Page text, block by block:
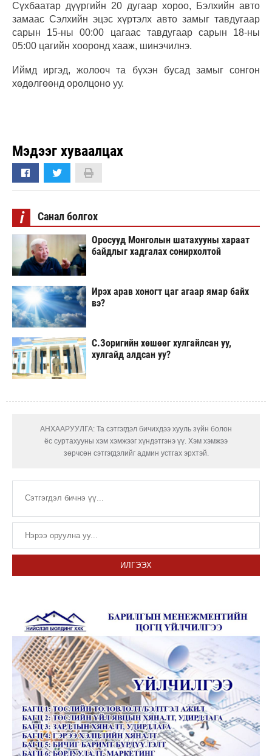
Сүхбаатар дүүргийн 20 дугаар хороо, Бэлхийн авто
замаас Сэлхийн эцэс хүртэлх авто замыг тавдугаар
сарын 15-ны 00:00 цагаас тавдугаар сарын 18-ны
05:00 цагийн хооронд хааж, шинэчилнэ.
Иймд иргэд, жолооч та бүхэн бусад замыг сонгон
хөдөлгөөнд оролцоно уу.
Мэдээг хуваалцах
i Санал болгох
Оросууд Монголын шатахууны хараат
байдлыг хадгалах сонирхолтой
Ирэх арав хоногт цаг агаар ямар байх
вэ?
С.Зоригийн хөшөөг хулгайлсан уу,
хулгайд алдсан уу?
АНХААРУУЛГА: Та сэтгэгдэл бичихдээ хууль зүйн болон
ёс суртахууны хэм хэмжээг хүндэтгэнэ үү. Хэм хэмжээ
зөрчсөн сэтгэгдэлийг админ устгах эрхтэй.
ИЛГЭЭХ